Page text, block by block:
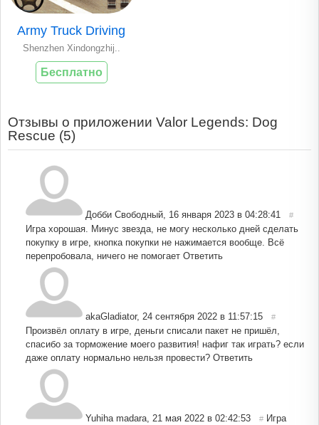
Army Truck Driving
Shenzhen Xindongzhij..
Бесплатно
Отзывы о приложении Valor Legends: Dog
Rescue (5)
Добби Свободный, 16 января 2023 в 04:28:41 #
Игра хорошая. Минус звезда, не могу несколько дней сделать
покупку в игре, кнопка покупки не нажимается вообще. Всё
перепробовала, ничего не помогает Ответить
akaGladiator, 24 сентября 2022 в 11:57:15 #
Произвёл оплату в игре, деньги списали пакет не пришёл,
спасибо за торможение моего развития! нафиг так играть? если
даже оплату нормально нельзя провести? Ответить
Yuhiha madara, 21 мая 2022 в 02:42:53 # Игра